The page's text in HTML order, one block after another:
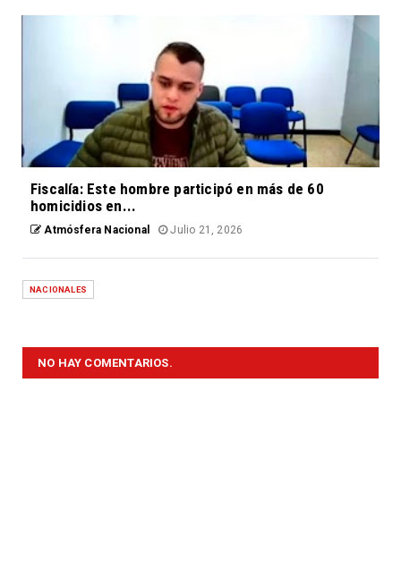
Fiscalía: Este hombre participó en más de 60
homicidios en...
Atmósfera Nacional Julio 21, 2026
NACIONALES
NO HAY COMENTARIOS.